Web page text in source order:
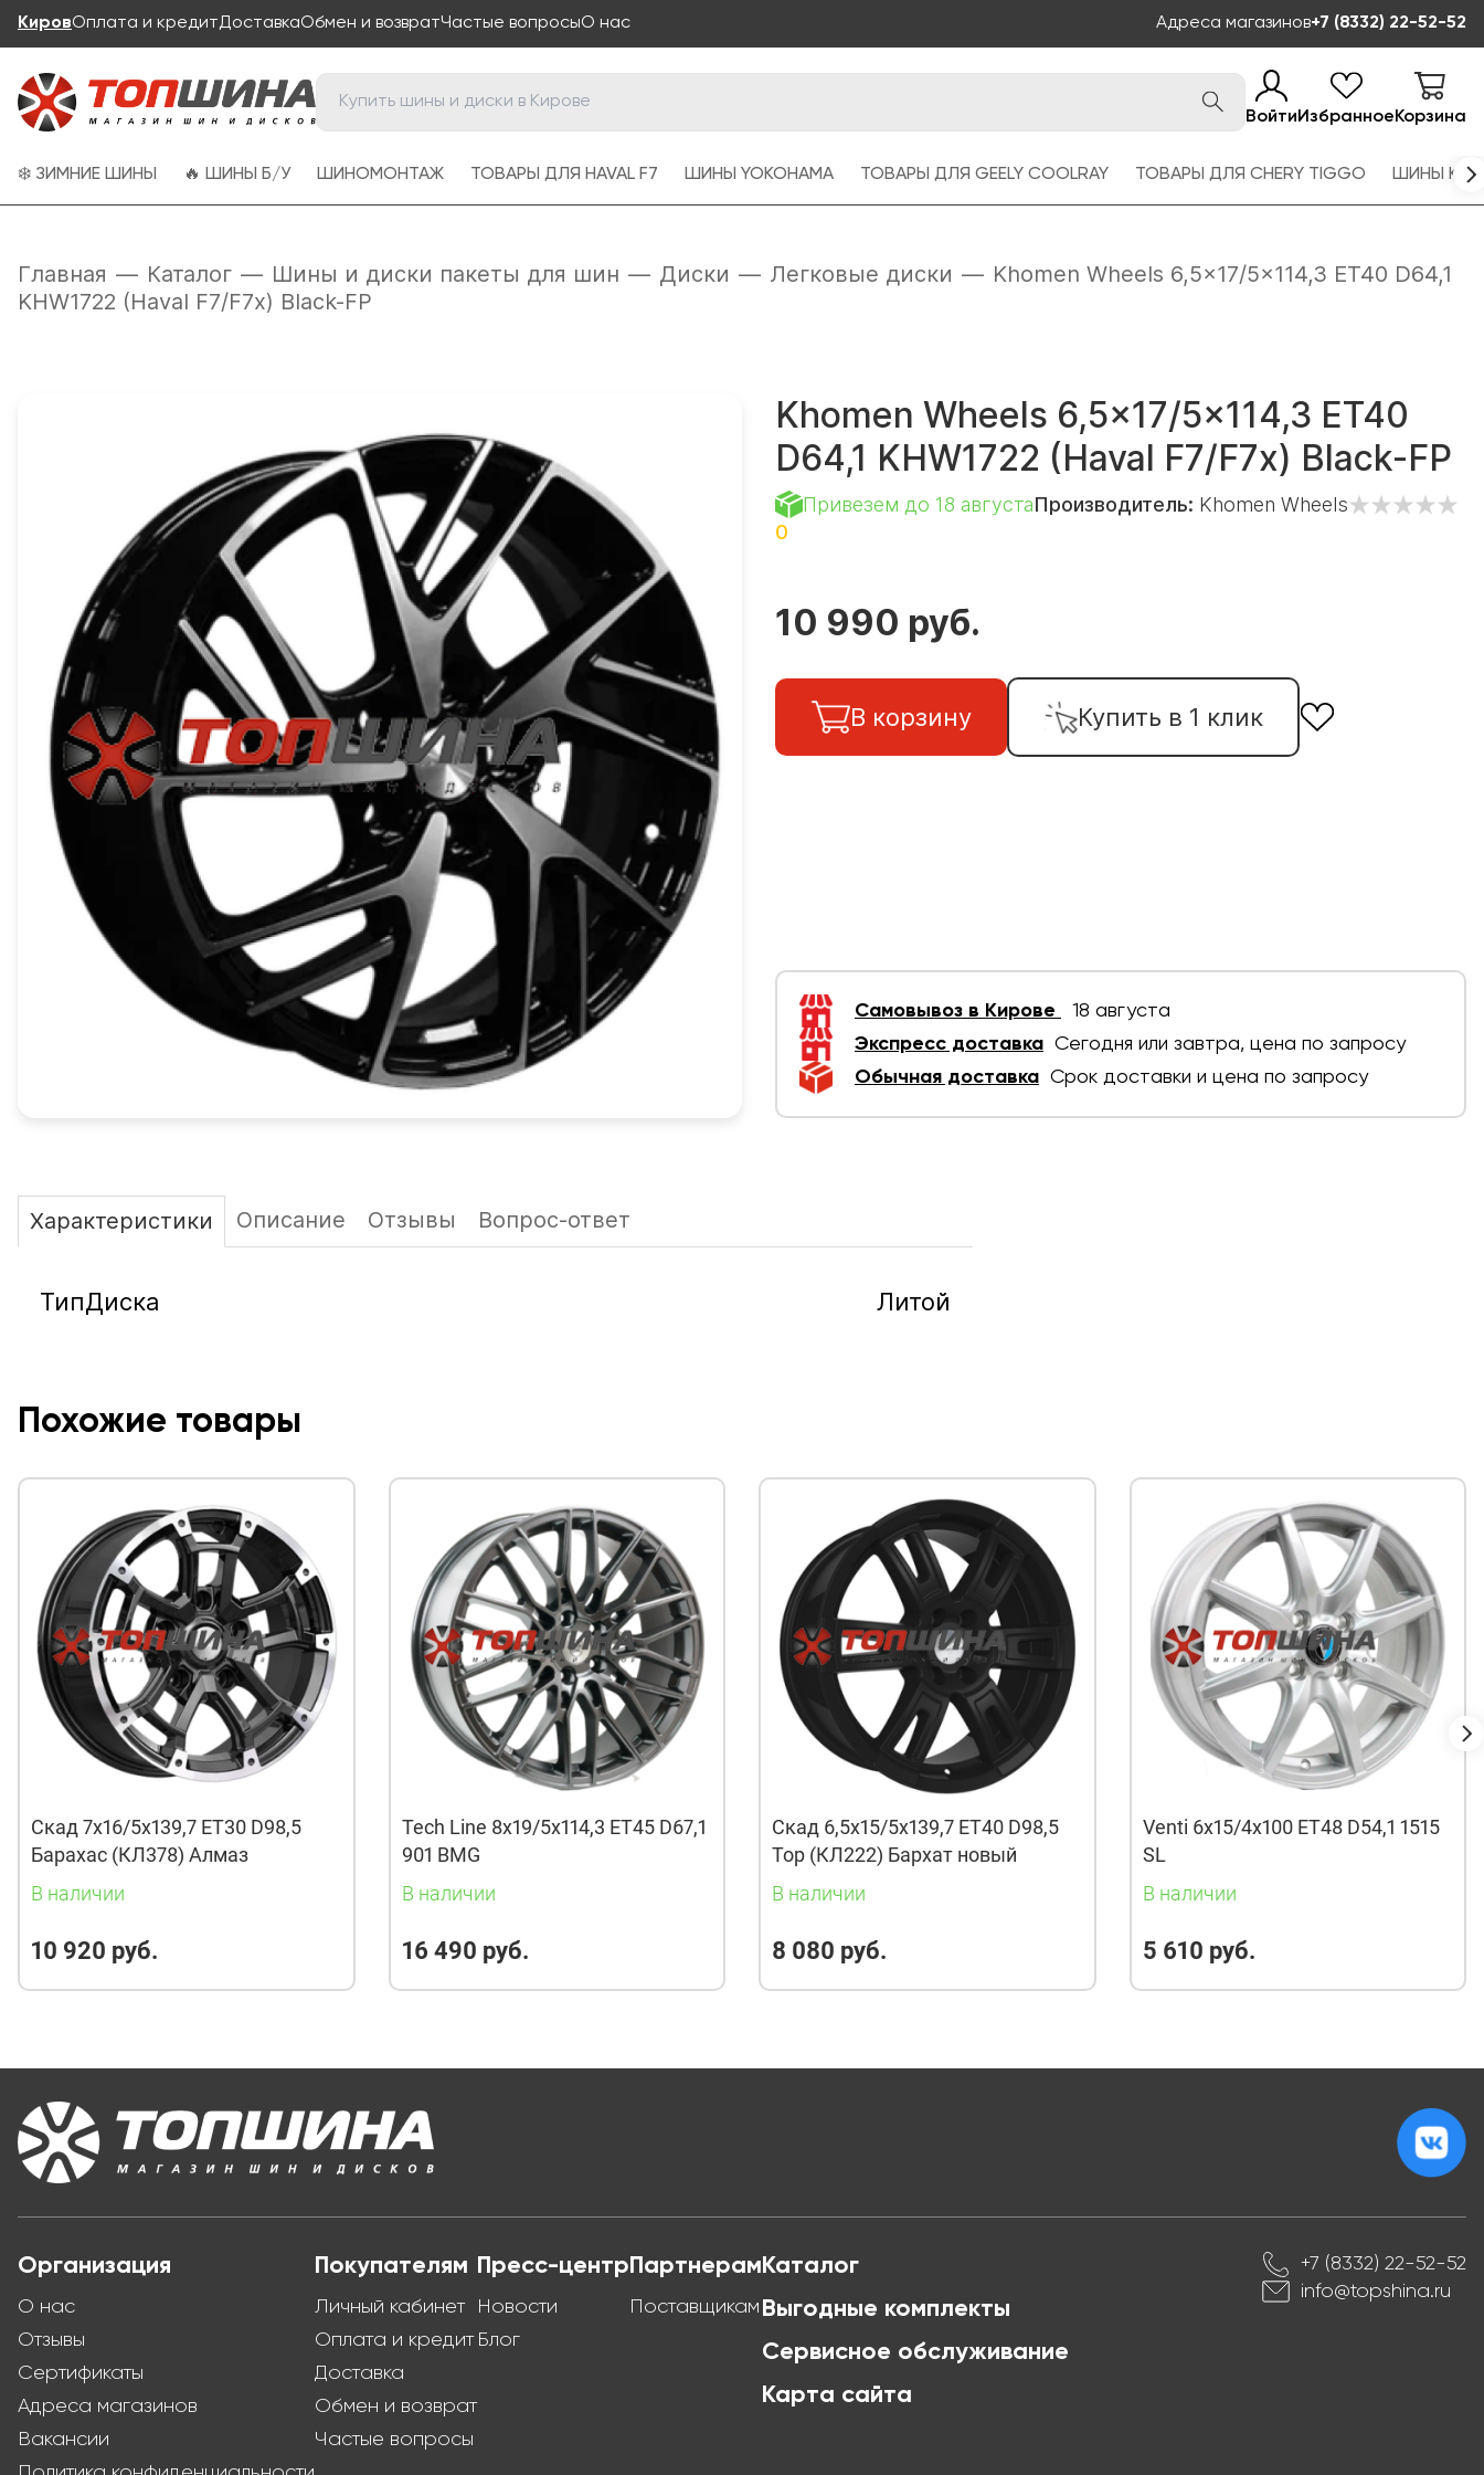
КировОплата и кредитДоставкаОбмен и возвратЧастые вопросыО нас Адреса магазинов+7 (8332) 22-52-52
ВойтиИзбранноеКорзина
❄️ ЗИМНИЕ ШИНЫ 🔥 ШИНЫ Б/У ШИНОМОНТАЖ ТОВАРЫ ДЛЯ HAVAL F7 ШИНЫ YOKOHAMA ТОВАРЫ ДЛЯ GEELY COOLRAY ТОВАРЫ ДЛЯ CHERY TIGGO ШИНЫ
Главная — Каталог — Шины и диски пакеты для шин — Диски — Легковые диски — Khomen Wheels 6,5x17/5x114,3 ET40 D64,1
KHW1722 (Haval F7/F7x) Black-FP
Khomen Wheels 6,5x17/5x114,3 ET40
D64,1 KHW1722 (Haval F7/F7x) Black-FP
Привезем до 18 августаПроизводитель: Khomen Wheels
0
10 990 руб.
В корзину Купить в 1 клик
Самовывоз в Кирове
18 августа
Экспресс доставка Сегодня или завтра, цена по запросу
Обычная доставка Срок доставки и цена по запросу
Характеристики Описание Отзывы Вопрос-ответ
ТипДиска Литой
Похожие товары
Скад 7x16/5x139,7 ET30 D98,5
Барахас (КЛ378) Алмаз
В наличии
10 920 руб.
Tech Line 8x19/5x114,3 ET45 D67,1
901 BMG
В наличии
16 490 руб.
Скад 6,5x15/5x139,7 ET40 D98,5
Тор (КЛ222) Бархат новый
В наличии
8 080 руб.
Venti 6x15/4x100 ET48 D54,1 1515
SL
В наличии
5 610 руб.
Организация
О нас
Отзывы
Сертификаты
Адреса магазинов
Вакансии
Покупателям
Личный кабинет
Оплата и кредит
Доставка
Обмен и возврат
Частые вопросы
Пресс-центр
Новости
Блог
Партнерам
Поставщикам
Каталог
Выгодные комплекты
Сервисное обслуживание
Карта сайта
+7 (8332) 22-52-52
info@topshina.ru